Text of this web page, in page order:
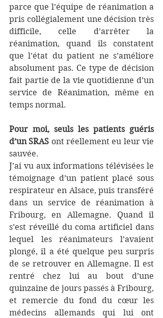
parce que l’équipe de réanimation a
pris collégialement une décision très
difficile, celle d’arrêter la
réanimation, quand ils constatent
que l’état du patient ne s’améliore
absolument pas. Ce type de décision
fait partie de la vie quotidienne d’un
service de Réanimation, même en
temps normal.
Pour moi, seuls les patients guéris
d’un SRAS ont réellement eu leur vie
sauvée.
J’ai vu aux informations télévisées le
témoignage d’un patient placé sous
respirateur en Alsace, puis transféré
dans un service de réanimation à
Fribourg, en Allemagne. Quand il
s’est réveillé du coma artificiel dans
lequel les réanimateurs l’avaient
plongé, il a été quelque peu surpris
de se retrouver en Allemagne. Il est
rentré chez lui au bout d’une
quinzaine de jours passés à Fribourg,
et remercie du fond du cœur les
médecins allemands qui lui ont